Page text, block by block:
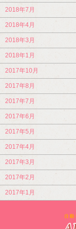
2018年7月
2018年4月
2018年3月
2018年1月
2017年10月
2017年8月
2017年7月
2017年6月
2017年5月
2017年4月
2017年3月
2017年2月
2017年1月